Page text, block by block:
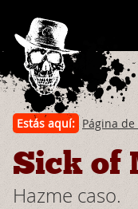
Estás aquí: Página
Sick of
Hazme caso.